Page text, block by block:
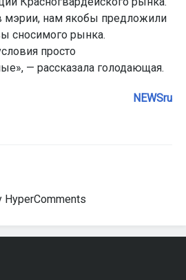
нам якобы предложили
сносимого рынка.
просто
— рассказала голодающая.
NEWSru